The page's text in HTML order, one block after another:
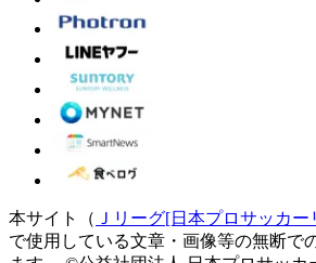
本サイト（ Ｊリーグ[日本プロサッカー
で使用している文章・画像等の無断で